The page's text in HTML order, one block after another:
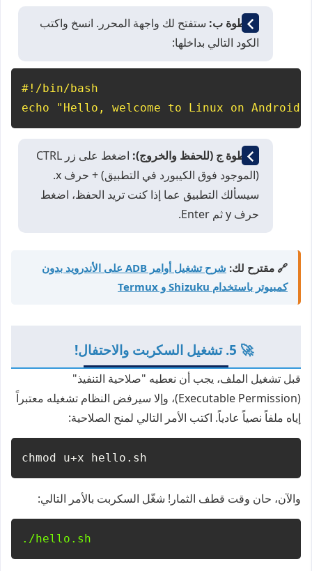
الخطوة ب: ستفتح لك واجهة المحرر. انسخ واكتب
الكود التالي بداخلها:
#!/bin/bash
echo "Hello, welcome to Linux on
الخطوة ج (للحفظ والخروج): اضغط على زر CTRL
(الموجود فوق الكيبورد في التطبيق) + حرف x
.
سيسألك التطبيق عما إذا كنت تريد الحفظ، اضغط
حرف yثم Enter
.
🔗 مقترح لك:
شرح تشغيل أوامر ADB على الأندرويد بدون
كمبيوتر باستخدام Shizuku و Termux
🚀 5. تشغيل السكربت والاحتفال!
قبل تشغيل الملف، يجب أن نعطيه "صلاحية التنفيذ"
(Executable Permission)، وإلا سيرفض النظام تشغيله معتبراً
إياه ملفاً نصياً عادياً. اكتب الأمر التالي لمنح الصلاحية:
chmod u+x hello.sh
والآن، حان وقت قطف الثمار! شغّل السكربت بالأمر التالي:
./hello.sh